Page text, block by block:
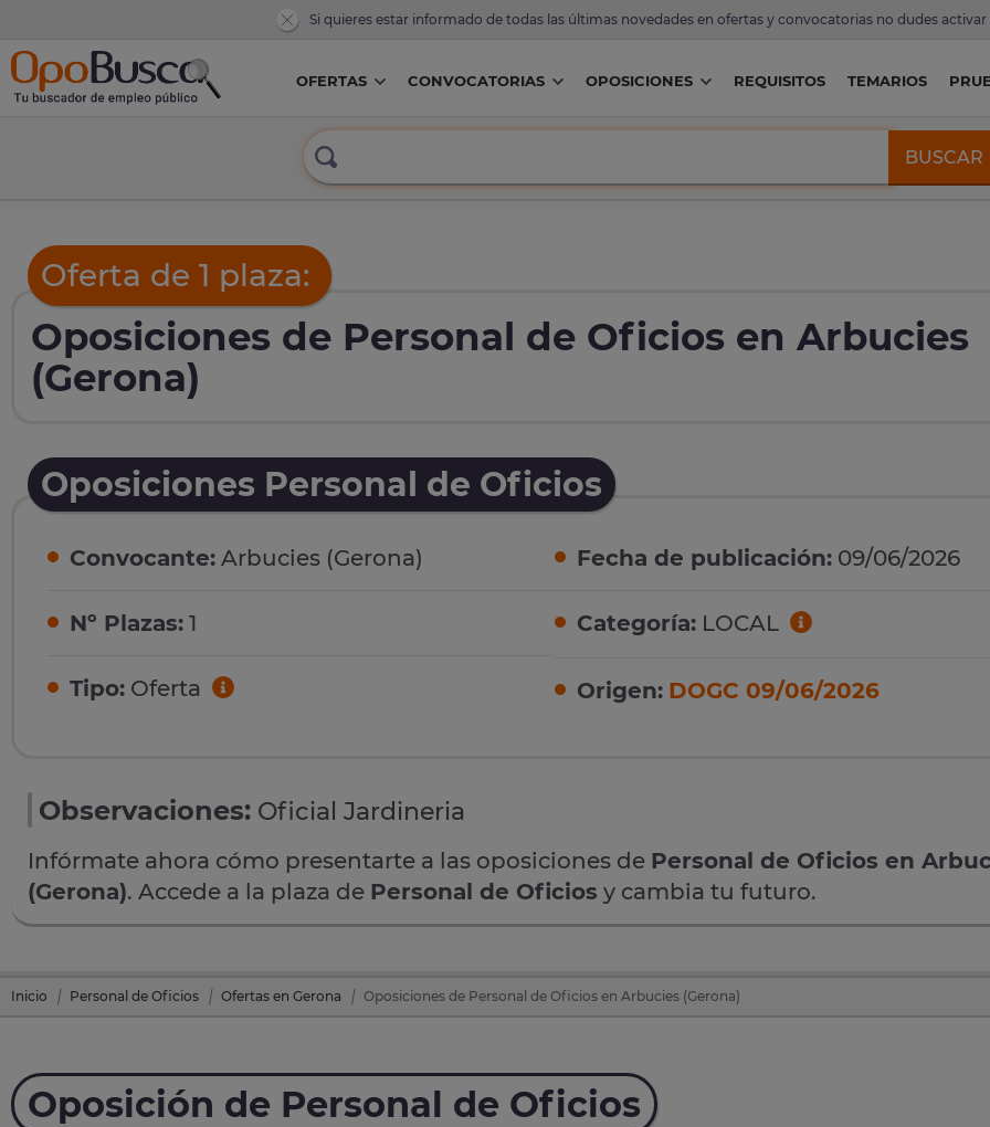
Si quieres estar informado de todas las últimas novedades en ofertas y convocatorias no dudes activar
OFERTAS CONVOCATORIAS OPOSICIONES REQUISITOS TEMARIOS
BUSCAR
Oferta de 1 plaza:
Oposiciones de Personal de Oficios en Arbucies
(Gerona)
Oposiciones Personal de Oficios
Convocante: Arbucies (Gerona)
Nº Plazas: 1
Tipo: Oferta
Fecha de publicación: 09/06/2026
Categoría: LOCAL
Origen: DOGC 09/06/2026
Observaciones: Oficial Jardineria
Infórmate ahora cómo presentarte a las oposiciones de Personal de Oficios en
(Gerona). Accede a la plaza de Personal de Oficios y cambia tu futuro.
Inicio Personal de Oficios Ofertas en Gerona Oposiciones de Personal de Oficios en Arbucies (Gerona)
Oposición de Personal de Oficios